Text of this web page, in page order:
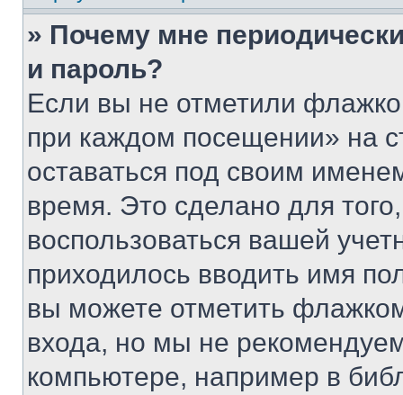
» Почему мне
и пароль?
Если вы не отметили
при каждом посещении» на
оставаться под своим
время. Это сделано для
воспользоваться вашей
приходилось вводить имя
вы можете отметить
входа, но мы не
компьютере, например в